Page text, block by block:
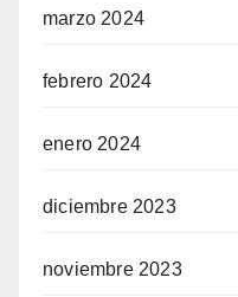
marzo 2024
febrero 2024
enero 2024
diciembre 2023
noviembre 2023